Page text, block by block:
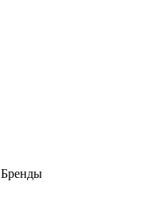
Бренды